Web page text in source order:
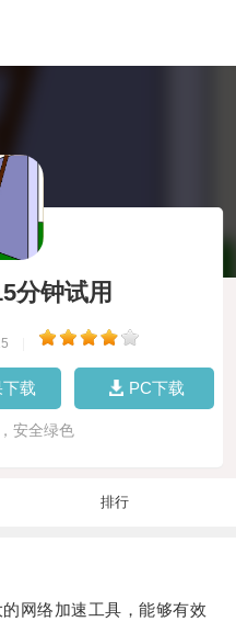
分钟试用
载 PC下载
安全绿色
排行
网络加速工具，能够有效